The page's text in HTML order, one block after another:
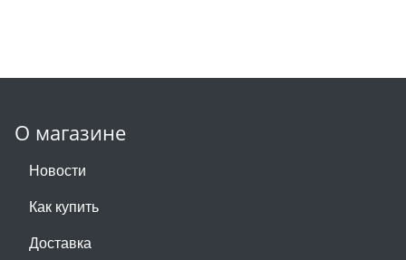
О магазине
Новости
Как купить
Доставка